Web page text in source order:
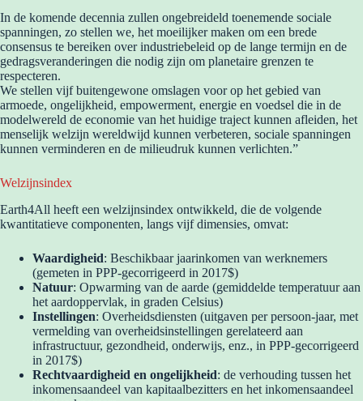
In de komende decennia zullen ongebreideld toenemende sociale
spanningen, zo stellen we, het moeilijker maken om een brede
consensus te bereiken over industriebeleid op de lange termijn en de
gedragsveranderingen die nodig zijn om planetaire grenzen te
respecteren.
We stellen vijf buitengewone omslagen voor op het gebied van
armoede, ongelijkheid, empowerment, energie en voedsel die in de
modelwereld de economie van het huidige traject kunnen afleiden, het
menselijk welzijn wereldwijd kunnen verbeteren, sociale spanningen
kunnen verminderen en de milieudruk kunnen verlichten.”
Welzijnsindex
Earth4All heeft een welzijnsindex ontwikkeld, die de volgende
kwantitatieve componenten, langs vijf dimensies, omvat:
Waardigheid: Beschikbaar jaarinkomen van werknemers
(gemeten in PPP-gecorrigeerd in 2017$)
Natuur: Opwarming van de aarde (gemiddelde temperatuur aan
het aardoppervlak, in graden Celsius)
Instellingen: Overheidsdiensten (uitgaven per persoon-jaar, met
vermelding van overheidsinstellingen gerelateerd aan
infrastructuur, gezondheid, onderwijs, enz., in PPP-gecorrigeerd
in 2017$)
Rechtvaardigheid en ongelijkheid: de verhouding tussen het
inkomensaandeel van kapitaalbezitters en het inkomensaandeel